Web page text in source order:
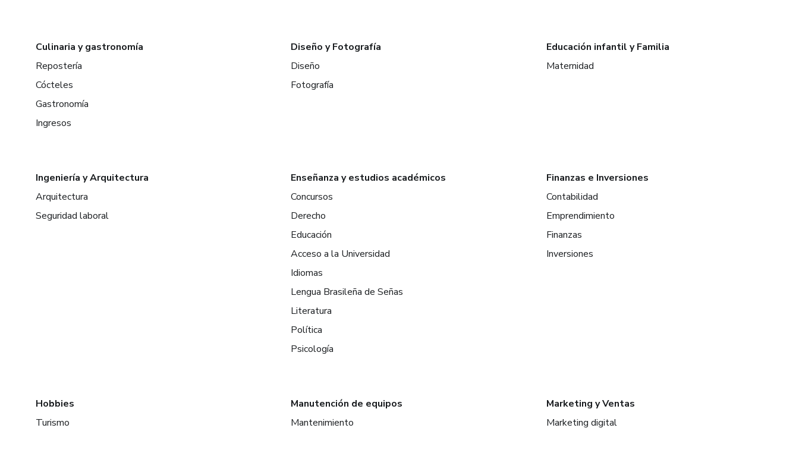
Culinaria y gastronomía
Repostería
Cócteles
Gastronomía
Ingresos
Diseño y Fotografía
Diseño
Fotografía
Educación infantil y Familia
Maternidad
Ingeniería y Arquitectura
Arquitectura
Seguridad laboral
Enseñanza y estudios académicos
Concursos
Derecho
Educación
Acceso a la Universidad
Idiomas
Lengua Brasileña de Señas
Literatura
Política
Psicología
Finanzas e Inversiones
Contabilidad
Emprendimiento
Finanzas
Inversiones
Hobbies
Turismo
Manutención de equipos
Mantenimiento
Marketing y Ventas
Marketing digital